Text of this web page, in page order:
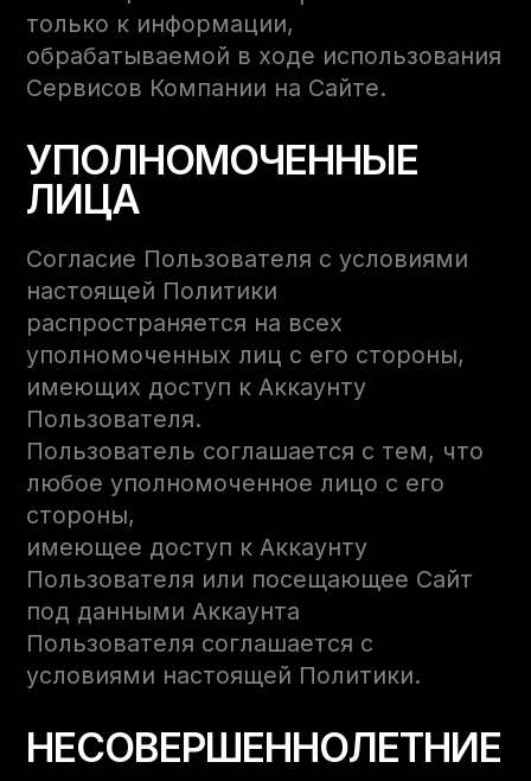
только к информации,
обрабатываемой в ходе использования
Сервисов Компании на Сайте.
УПОЛНОМОЧЕННЫЕ
ЛИЦА
Согласие Пользователя с условиями
настоящей Политики
распространяется на всех
уполномоченных лиц с его стороны,
имеющих доступ к Аккаунту
Пользователя.
Пользователь соглашается с тем, что
любое уполномоченное лицо с его
стороны,
имеющее доступ к Аккаунту
Пользователя или посещающее Сайт
под данными Аккаунта
Пользователя соглашается с
условиями настоящей Политики.
НЕСОВЕРШЕННОЛЕТНИЕ